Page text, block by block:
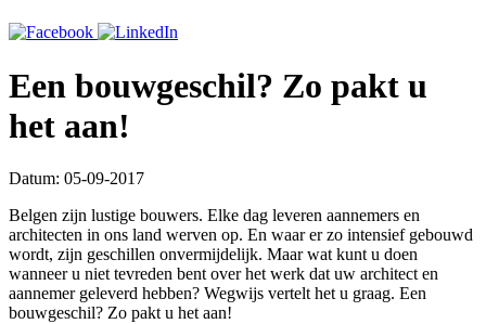
Een bouwgeschil? Zo pakt u
het aan!
Datum: 05-09-2017
Belgen zijn lustige bouwers. Elke dag leveren aannemers en
architecten in ons land werven op. En waar er zo intensief gebouwd
wordt, zijn geschillen onvermijdelijk. Maar wat kunt u doen
wanneer u niet tevreden bent over het werk dat uw architect en
aannemer geleverd hebben? Wegwijs vertelt het u graag. Een
bouwgeschil? Zo pakt u het aan!